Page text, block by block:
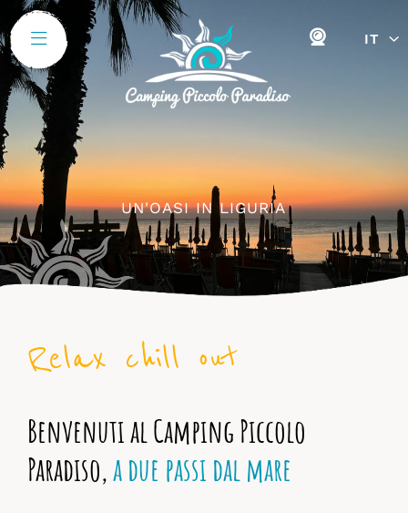
IT
UN'OASI IN LIGURIA
Relax chill out
Benvenuti al Camping Piccolo
Paradiso,a due passi dal mare